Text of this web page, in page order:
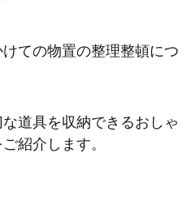
ての物置の整理整頓につ
道具を収納できるおしゃ
紹介します。